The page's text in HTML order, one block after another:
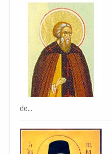
de...